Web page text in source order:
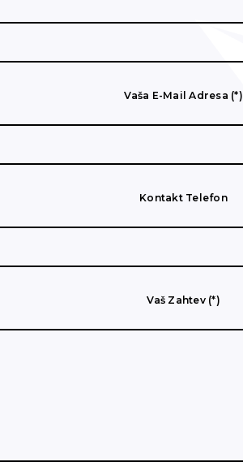
Vaša E-Mail Adresa (*)
Kontakt Telefon
Vaš Zahtev (*)